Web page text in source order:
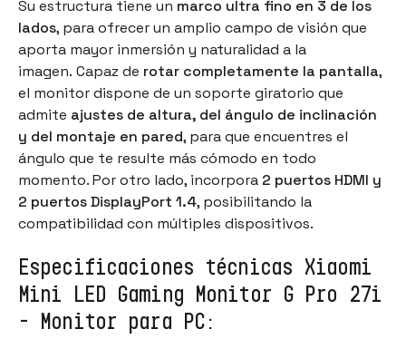
Su estructura tiene un marco ultra fino en 3 de los
lados, para ofrecer un amplio campo de visión que
aporta mayor inmersión y naturalidad a la
imagen. Capaz de rotar completamente la pantalla,
el monitor dispone de un soporte giratorio que
admite ajustes de altura, del ángulo de inclinación
y del montaje en pared, para que encuentres el
ángulo que te resulte más cómodo en todo
momento. Por otro lado, incorpora 2 puertos HDMI y
2 puertos DisplayPort 1.4, posibilitando la
compatibilidad con múltiples dispositivos.
Especificaciones técnicas Xiaomi
Mini LED Gaming Monitor G Pro 27i
- Monitor para PC: